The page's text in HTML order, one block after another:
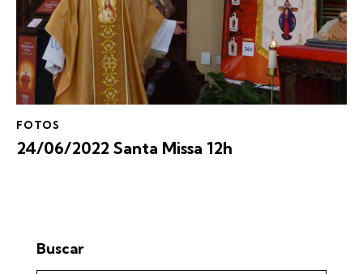
FOTOS
24/06/2022 Santa Missa 12h
Buscar